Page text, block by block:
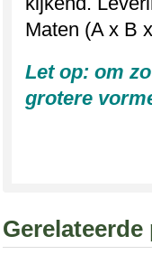
Maten (A x B
Let op: om
grotere